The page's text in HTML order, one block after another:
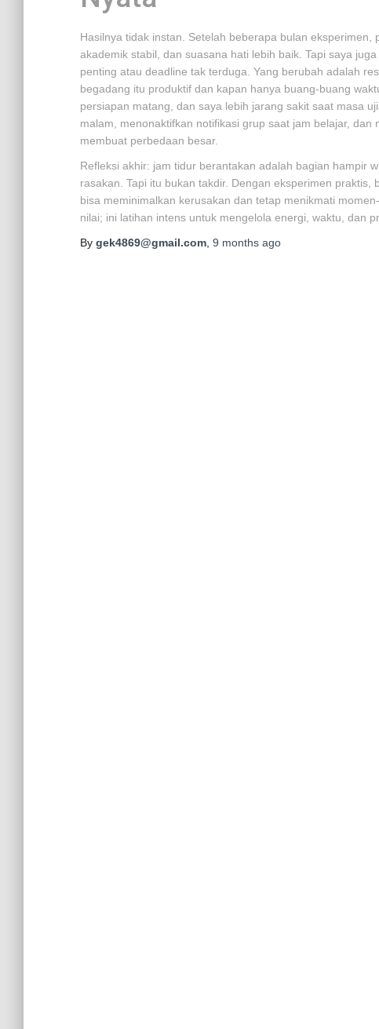
Hasilnya tidak instan. Setelah beberapa bulan
akademik stabil, dan suasana hati lebih baik. Tapi saya
penting atau deadline tak terduga. Yang berubah adalah
begadang itu produktif dan kapan hanya buang-buang
persiapan matang, dan saya lebih jarang sakit saat masa
malam, menonaktifkan notifikasi grup saat jam belajar,
membuat perbedaan besar.
Refleksi akhir: jam tidur berantakan adalah bagian hampir
rasakan. Tapi itu bukan takdir. Dengan eksperimen
bisa meminimalkan kerusakan dan tetap menikmati
nilai; ini latihan intens untuk mengelola energi, waktu, dan
By gek4869@gmail.com 9 months ago